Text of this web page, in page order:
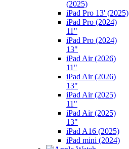
(2025)
iPad Pro 13' (2025)
iPad Pro (2024)
11"
iPad Pro (2024)
13"
iPad Air (2026)
11"
iPad Air (2026)
13"
iPad Air (2025)
11"
iPad Air (2025)
13"
iPad A16 (2025)
iPad mini (2024)